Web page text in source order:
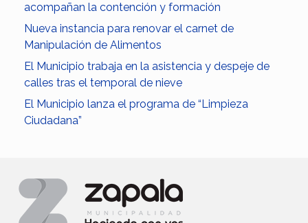
acompañan la contención y formación
Nueva instancia para renovar el carnet de
Manipulación de Alimentos
El Municipio trabaja en la asistencia y despeje de
calles tras el temporal de nieve
El Municipio lanza el programa de “Limpieza
Ciudadana”